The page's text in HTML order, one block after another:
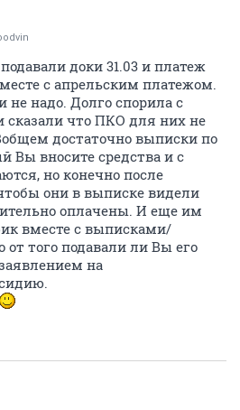
доки 31.03 и платеж
с апрельским платежом.
не надо. Долго спорила с
что ПКО для них не
достаточно выписки по
Вы вносите средства и с
но конечно после
они в выписке видели
оплачены. И еще им
вместе с выписками/
того подавали ли Вы его
на